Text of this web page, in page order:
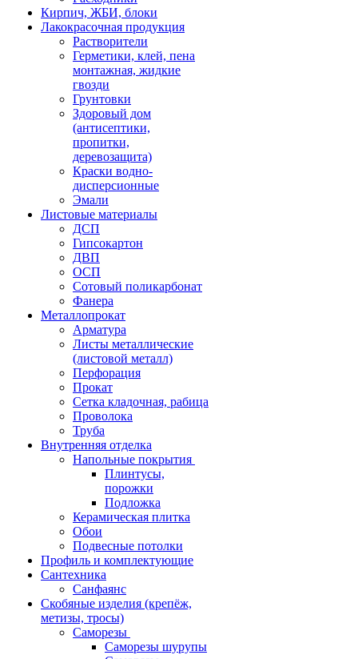
Кирпич, ЖБИ, блоки
Лакокрасочная продукция
Растворители
Герметики, клей, пена
монтажная, жидкие
гвозди
Грунтовки
Здоровый дом
(антисептики,
пропитки,
деревозащита)
Краски водно-
дисперсионные
Эмали
Листовые материалы
ДСП
Гипсокартон
ДВП
ОСП
Сотовый поликарбонат
Фанера
Металлопрокат
Арматура
Листы металлические
(листовой металл)
Перфорация
Прокат
Сетка кладочная, рабица
Проволока
Труба
Внутренняя отделка
Напольные покрытия
Плинтусы,
порожки
Подложка
Керамическая плитка
Обои
Подвесные потолки
Профиль и комплектующие
Сантехника
Санфаянс
Скобяные изделия (крепёж,
метизы, тросы)
Саморезы
Саморезы шурупы